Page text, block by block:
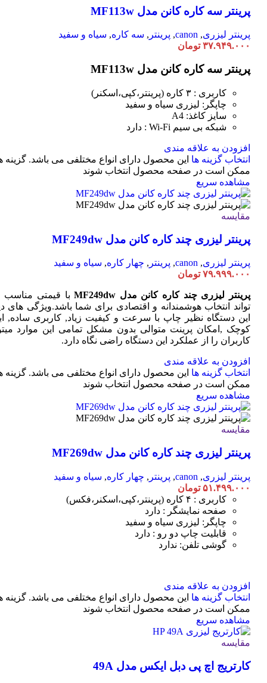
پرینتر سه کاره کانن مدل MF113w
پرینتر لیزری,
canon
, پرینتر , سه کاره, سیاه و سفید
۳۷.۹۴۹.۰۰۰ تومان
پرینتر سه کاره کانن مدل MF113w
کاربری : ۳ کاره (پرینتر،کپی،اسکنر)
چاپگر: لیزری سیاه و سفید
سایز کاغذ: A4
شبکه بی سیم Wi-Fi : دارد
افزودن به علاقه مندی
انتخاب گزینه ها این محصول دارای انواع مختلفی می باشد. گزینه
ممکن است در صفحه محصول انتخاب شوند
مشاهده سریع
مقایسه
پرینتر لیزری چند کاره کانن مدل MF249dw
پرینتر لیزری,
canon
, پرینتر , چهار کاره, سیاه و سفید
۷۹.۹۹۹.۰۰۰ تومان
پرینتر لیزری چند کاره کانن مدل MF249dw
با قیمتی
تواند انتخاب هوشمندانه و اقتصادی برای شما باشد.ویژگی های
این دستگاه نظیر چاپ با سرعت و کیفیت زیاد, کاربری ساده,
کوچک ,امکان پرینت متوالی بدون مشکل تمامی این موارد
کاربران را از عملکرد این دستگاه راضی نگاه دارد.
افزودن به علاقه مندی
انتخاب گزینه ها این محصول دارای انواع مختلفی می باشد. گزینه
ممکن است در صفحه محصول انتخاب شوند
مشاهده سریع
مقایسه
پرینتر لیزری چند کاره کانن مدل MF269dw
پرینتر لیزری,
canon
, پرینتر , چهار کاره, سیاه و سفید
۵۱.۴۹۹.۰۰۰ تومان
کاربری : ۴ کاره (پرینتر،کپی،اسکنر،فکس)
صفحه نمایشگر : دارد
چاپگر: لیزری سیاه و سفید
قابلیت چاپ دو رو : دارد
گوشی تلفن: ندارد
افزودن به علاقه مندی
انتخاب گزینه ها این محصول دارای انواع مختلفی می باشد. گزینه
ممکن است در صفحه محصول انتخاب شوند
مشاهده سریع
مقایسه
کارتریج اچ پی دبل ایکس مدل 49A